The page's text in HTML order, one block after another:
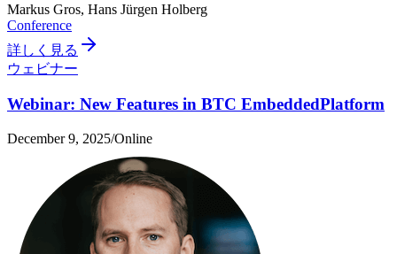
Markus Gros, Hans Jürgen Holberg
Conference
詳しく見る
ウェビナー
Webinar: New Features in BTC EmbeddedPlatform
December 9, 2025/Online